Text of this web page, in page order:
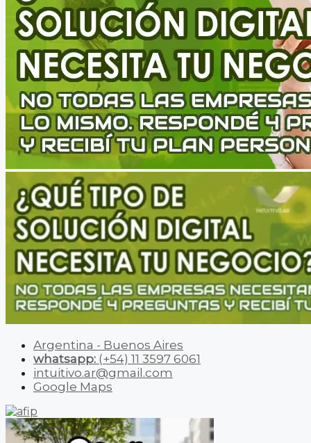
Argentina - Buenos Aires
whatsapp: (+54) 11 3597 6061
intuitivo.ar@gmail.com
Google Maps